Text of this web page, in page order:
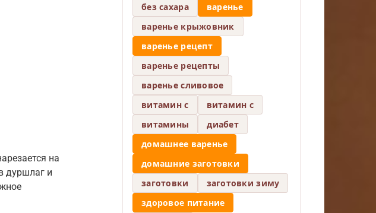
на
дуршлаг и
без сахара
варенье
варенье крыжовник
варенье рецепт
варенье рецепты
варенье сливовое
витамин c
витамин с
витамины
диабет
домашнее варенье
домашние заготовки
заготовки
заготовки зиму
здоровое питание